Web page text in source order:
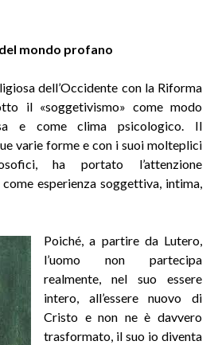
mondo profano
dell’Occidente con la Riforma
il «soggetivismo» come modo
e come clima psicologico. Il
varie forme e con i suoi molteplici
ha portato l’attenzione
come esperienza soggettiva, intima,
Poiché, a partire da Lutero,
l’uomo non partecipa
realmente, nel suo essere
intero, all’essere nuovo di
Cristo e non ne è davvero
trasformato, il suo io diventa